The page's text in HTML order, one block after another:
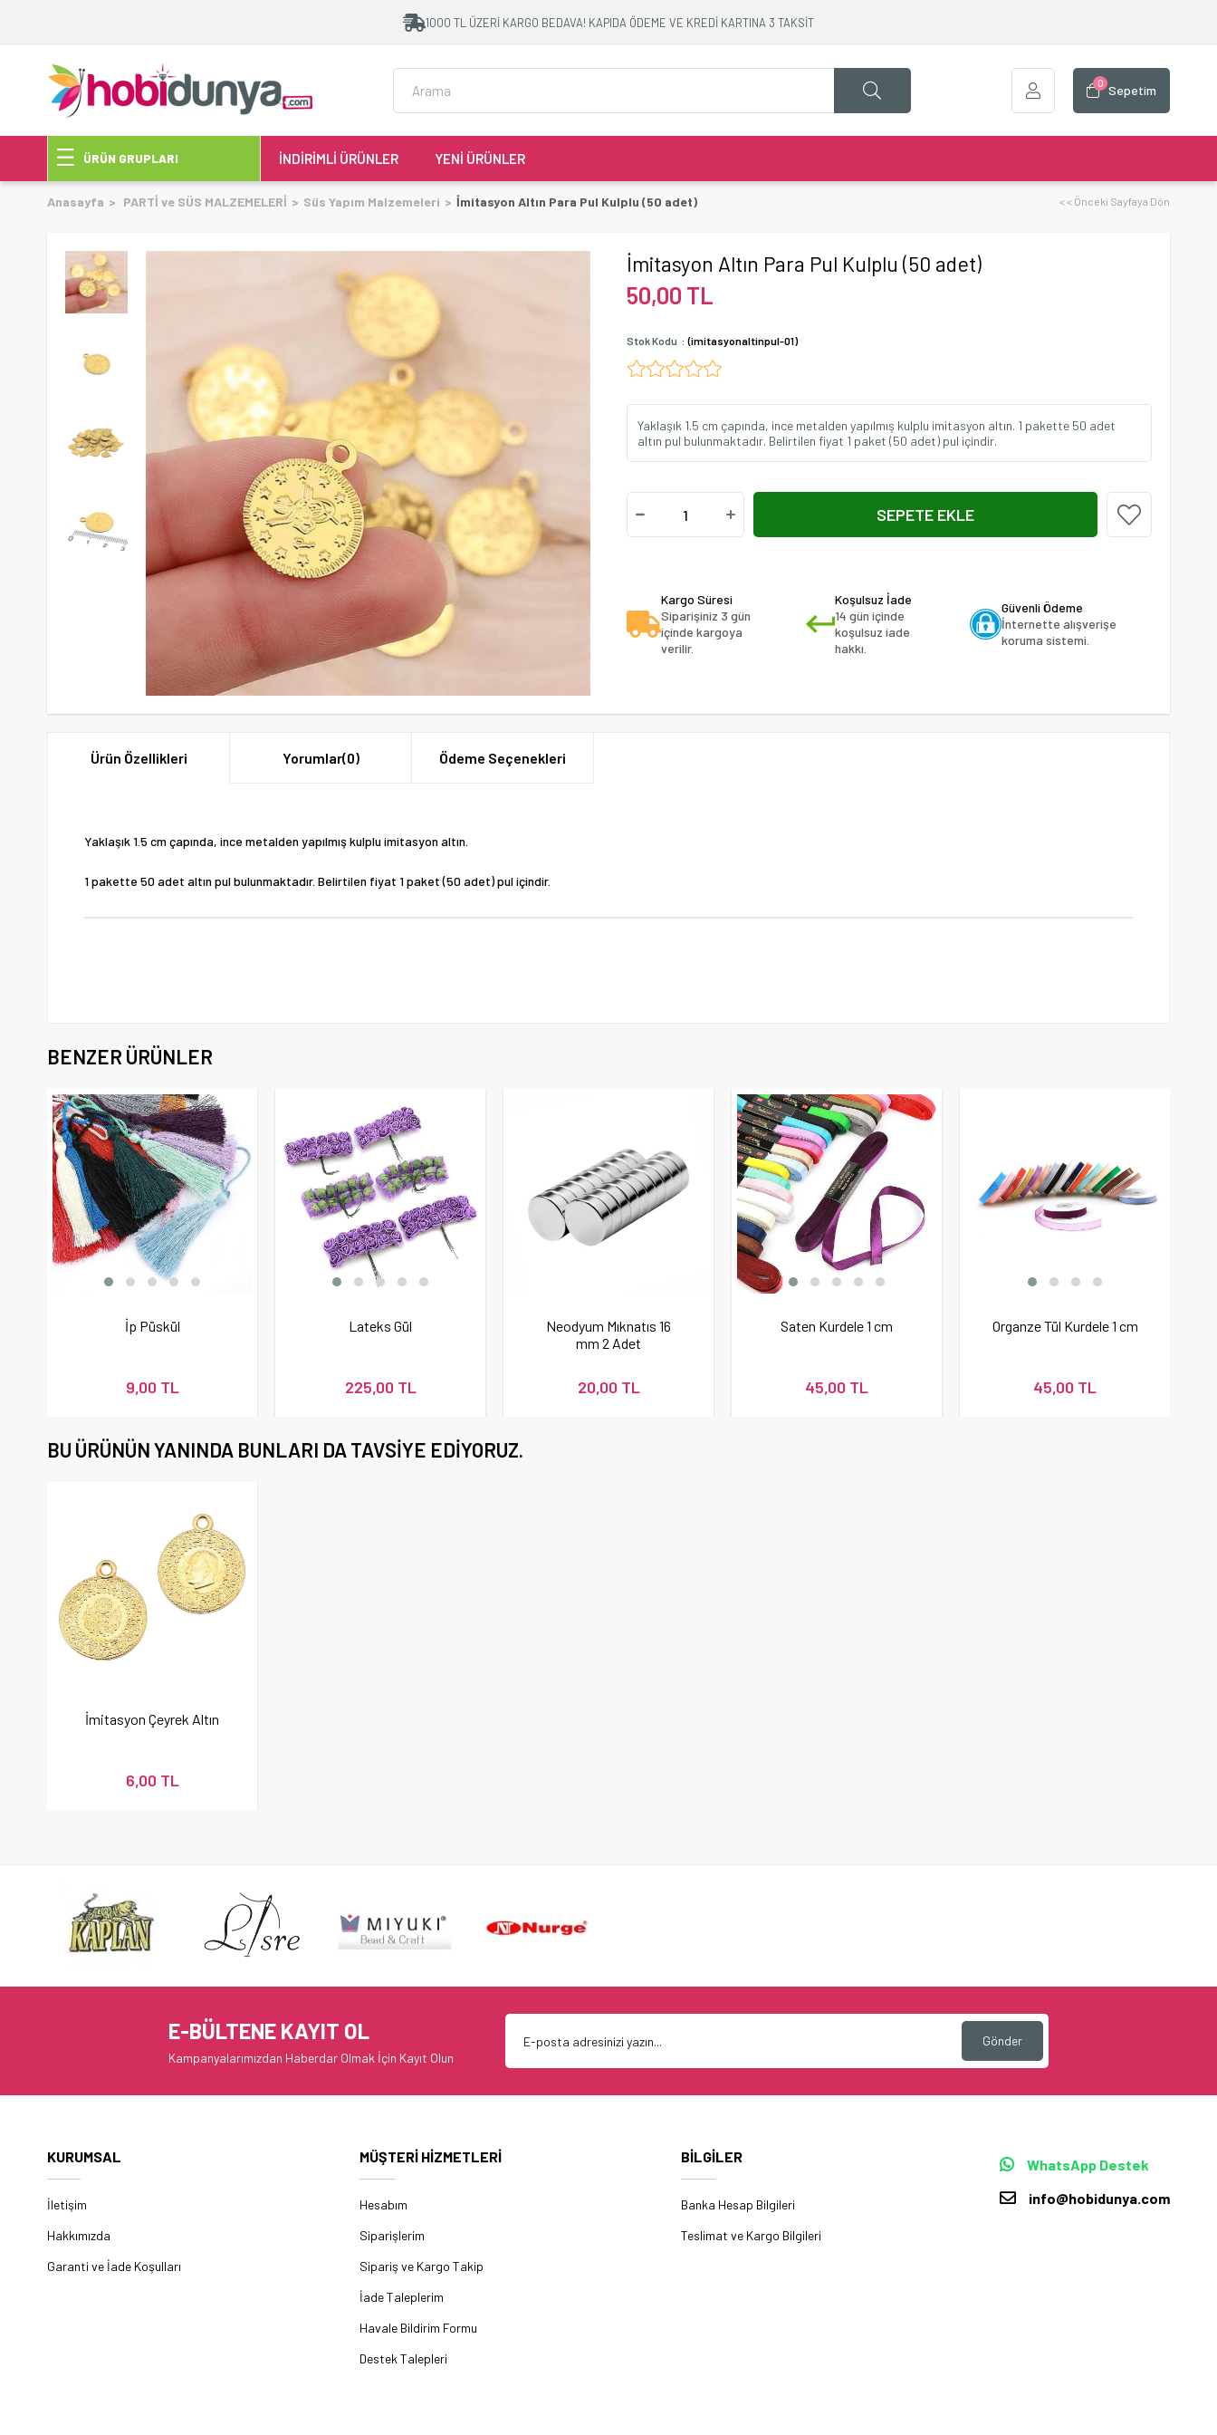
1000 TL ÜZERİ KARGO BEDAVA! KAPIDA ÖDEME VE KREDİ KARTINA 3 TAKSİT
Sepetim
0
ÜRÜN GRUPLARI İNDİRİMLİ ÜRÜNLER YENİ ÜRÜNLER
Anasayfa PARTİ ve SÜS MALZEMELERİ Süs Yapım Malzemeleri İmitasyon Altın Para Pul Kulplu (50 adet) < < Önceki Sayfaya Dön
İmitasyon Altın Para Pul Kulplu (50 adet)
50,00 TL
Stok Kodu (imitasyonaltinpul-01)
Yaklaşık 1.5 cm çapında, ince metalden yapılmış kulplu imitasyon altın. 1 pakette 50 adet
altın pul bulunmaktadır. Belirtilen fiyat 1 paket (50 adet) pul içindir.
Kargo Süresi
Siparişiniz 3 gün
içinde kargoya
verilir.
Koşulsuz İade
14 gün içinde
koşulsuz iade
hakkı.
Güvenli Ödeme
İnternette alışverişe
koruma sistemi.
Ürün Özellikleri Yorumlar(0) Ödeme Seçenekleri
Yaklaşık 1.5 cm çapında, ince metalden yapılmış kulplu imitasyon altın.
1 pakette 50 adet altın pul bulunmaktadır. Belirtilen fiyat 1 paket (50 adet) pul içindir.
BENZER ÜRÜNLER
İp Püskül
9,00 TL
Lateks Gül
225,00 TL
Neodyum Mıknatıs 16
mm 2 Adet
20,00 TL
Saten Kurdele 1 cm
45,00 TL
Organze Tül Kurdele 1 cm
45,00 TL
BU ÜRÜNÜN YANINDA BUNLARI DA TAVSIYE EDIYORUZ.
İmitasyon Çeyrek Altın
6,00 TL
E-BÜLTENE KAYIT OL
Kampanyalarımızdan Haberdar Olmak İçin Kayıt Olun
Gönder
KURUMSAL
İletişim
Hakkımızda
Garanti ve İade Koşulları
MÜŞTERİ HİZMETLERİ
Hesabım
Siparişlerim
Sipariş ve Kargo Takip
İade Taleplerim
Havale Bildirim Formu
Destek Talepleri
BİLGİLER
Banka Hesap Bilgileri
Teslimat ve Kargo Bilgileri
WhatsApp Destek
info@hobidunya.com